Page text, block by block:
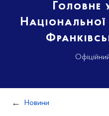
Головне
Національної
Новини